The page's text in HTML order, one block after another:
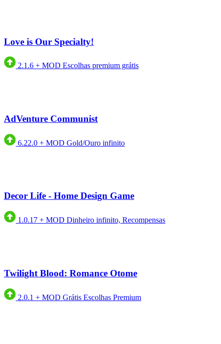
Love is Our Specialty!
2.1.6 + MOD Escolhas premium grátis
AdVenture Communist
6.22.0 + MOD Gold/Ouro infinito
Decor Life - Home Design Game
1.0.17 + MOD Dinheiro infinito, Recompensas
Twilight Blood: Romance Otome
2.0.1 + MOD Grátis Escolhas Premium